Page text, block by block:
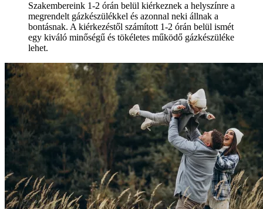
Szakembereink 1-2 órán belül kiérkeznek a helyszínre a
megrendelt gázkészülékkel és azonnal neki állnak a
bontásnak. A kiérkezéstől számított 1-2 órán belül ismét
egy kiváló minőségű és tökéletes működő gázkészüléke
lehet.